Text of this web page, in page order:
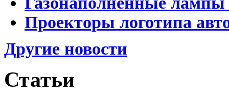
Проекторы логотипа
Другие новости
Статьи